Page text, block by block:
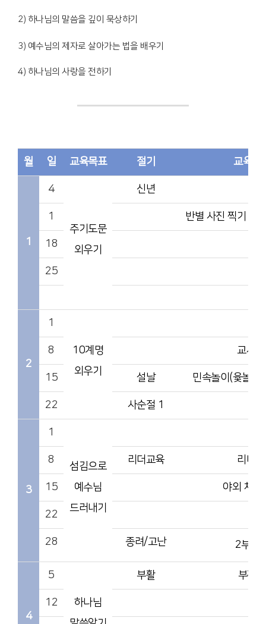
2) 하나님의 말씀을 깊이 묵상하기
3) 예수님의 제자로 살아가는 법을 배우기
4) 하나님의 사랑을 전하기
월 일 교육목표 절기 교육내
1
4
주기도문
외우기
신년
1 반별 사진 찍기 및
18
25
2
1
10계명
외우기
8 교사LT
15 설날 민속놀이(윷놀이,
22 사순절 1
3
1
섬김으로
예수님
드러내기
8 리더교육 리더LT
15 야외 체육
22
28 종려/고난 2부행
4
5
하나님
부활 부활절
12